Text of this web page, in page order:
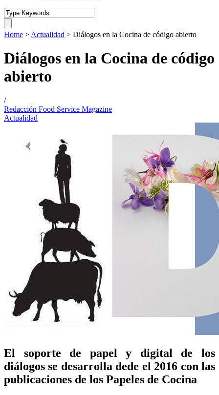
Home > Actualidad > Diálogos en la Cocina de código abierto
Diálogos en la Cocina de código
abierto
/
Redacción Food Service Magazine
Actualidad
El soporte de papel y digital de los
diálogos se desarrolla dede el 2016 con las
publicaciones de los Papeles de Cocina